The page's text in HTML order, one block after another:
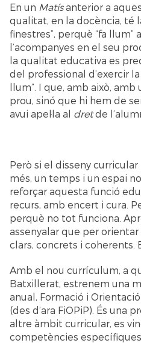
En un Matísanterior a
qualitat, en la docència, té
finestres”, perquè “fa llum”
l’acompanyes en el seu
la qualitat educativa es
del professional d’exercir
llum”. I que, amb això,
prou, sinó que hi hem de
avui apel·la al dretde
Però si el disseny
més, un temps i un espai
reforçar aquesta funció
recurs, amb encert i cura.
perquè no tot funciona.
assenyalar que per
clars, concrets i coherents.
Amb el nou currículum, a
Batxillerat, estrenem una
anual, Formació i
(des d’ara FiOPiP). És una
altre àmbit curricular, es
competències